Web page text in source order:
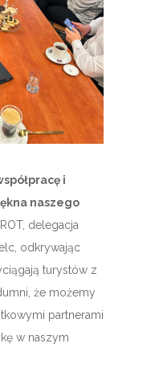
i
naszego
delegacja
odkrywając
turystów z
że możemy
partnerami
w naszym